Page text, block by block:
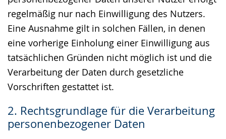
regelmäßig nur nach Einwilligung des Nutzers.
Eine Ausnahme gilt in solchen Fällen, in denen
eine vorherige Einholung einer Einwilligung aus
tatsächlichen Gründen nicht möglich ist und die
Verarbeitung der Daten durch gesetzliche
Vorschriften gestattet ist.
2. Rechtsgrundlage für die Verarbeitung
personenbezogener Daten